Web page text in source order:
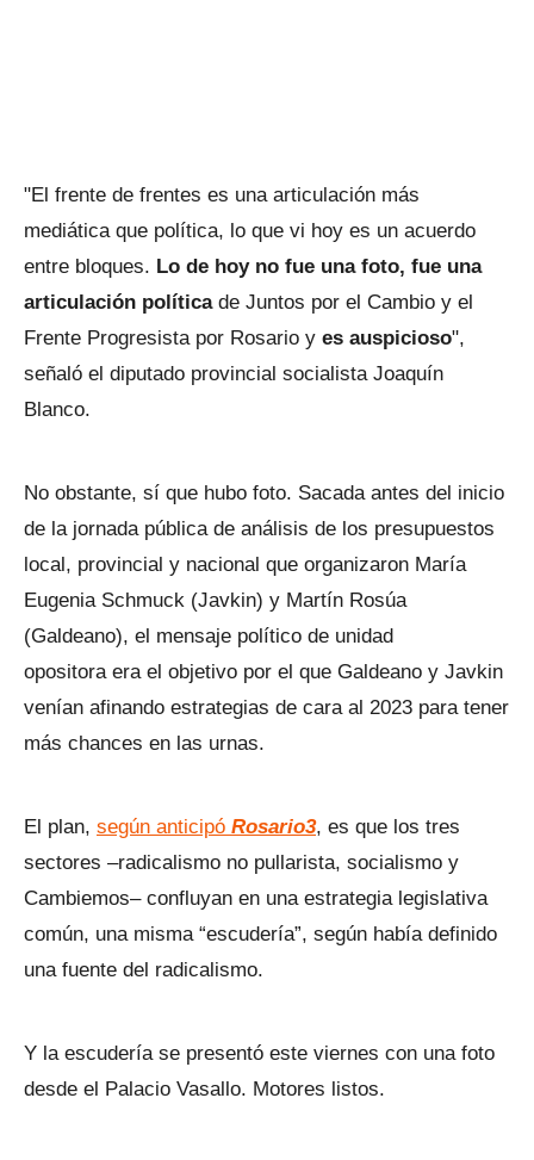
"El frente de frentes es una articulación más
mediática que política, lo que vi hoy es un acuerdo
entre bloques. Lo de hoy no fue una foto, fue una
articulación política de Juntos por el Cambio y el
Frente Progresista por Rosario y es auspicioso",
señaló el diputado provincial socialista Joaquín
Blanco.
No obstante, sí que hubo foto. Sacada antes del inicio
de la jornada pública de análisis de los presupuestos
local, provincial y nacional que organizaron María
Eugenia Schmuck (Javkin) y Martín Rosúa
(Galdeano), el mensaje político de unidad
opositora era el objetivo por el que Galdeano y Javkin
venían afinando estrategias de cara al 2023 para tener
más chances en las urnas.
El plan, según anticipó Rosario3, es que los tres
sectores –radicalismo no pullarista, socialismo y
Cambiemos– confluyan en una estrategia legislativa
común, una misma “escudería”, según había definido
una fuente del radicalismo.
Y la escudería se presentó este viernes con una foto
desde el Palacio Vasallo. Motores listos.